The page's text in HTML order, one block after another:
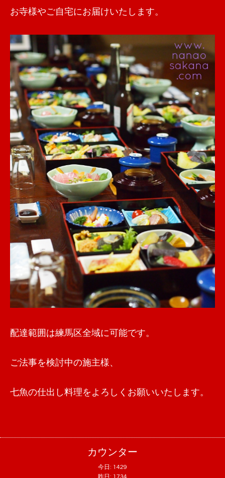
お寺様やご自宅にお届けいたします。
配達範囲は練馬区全域に可能です。
ご法事を検討中の施主様、
七魚の仕出し料理をよろしくお願いいたします。
カウンター
今日: 1429
昨日: 1734